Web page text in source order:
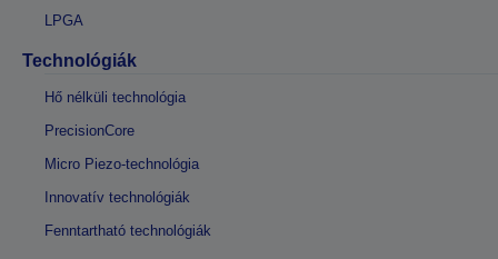
LPGA
Technológiák
Hő nélküli technológia
PrecisionCore
Micro Piezo-technológia
Innovatív technológiák
Fenntartható technológiák